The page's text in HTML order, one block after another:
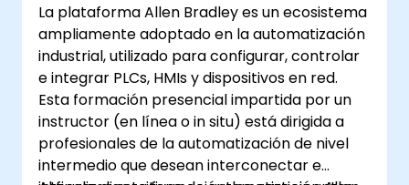
La plataforma Allen Bradley es un ecosistema
ampliamente adoptado en la automatización
industrial, utilizado para configurar, controlar
e integrar PLCs, HMIs y dispositivos en red.
Esta formación presencial impartida por un
instructor (en línea o in situ) está dirigida a
profesionales de la automatización de nivel
intermedio que desean interconectar e